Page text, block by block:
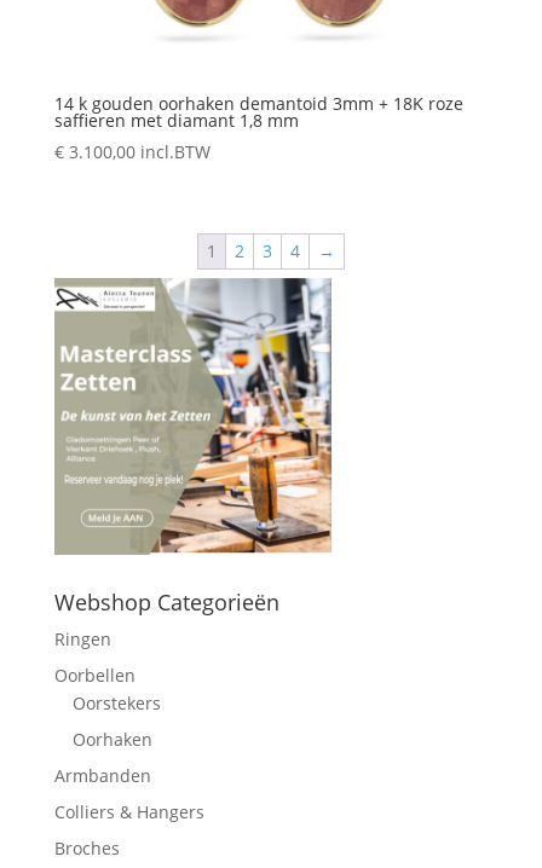
14 k gouden oorhaken demantoid 3mm + 18K roze
saffieren met diamant 1,8 mm
€3.100,00 incl.BTW
1 2 3 4 →
Webshop Categorieën
Ringen
Oorbellen
Oorstekers
Oorhaken
Armbanden
Colliers & Hangers
Broches